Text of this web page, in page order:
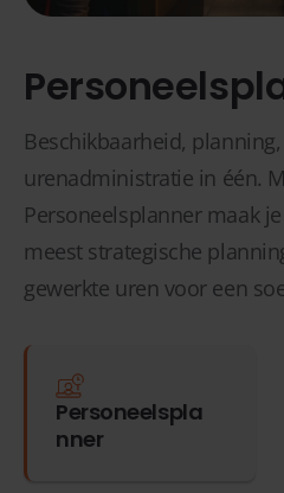
Beschikbaarheid,
urenadministratie in één.
Personeelsplanner maak
meest strategische
gewerkte uren voor een
Personeelspla
nner